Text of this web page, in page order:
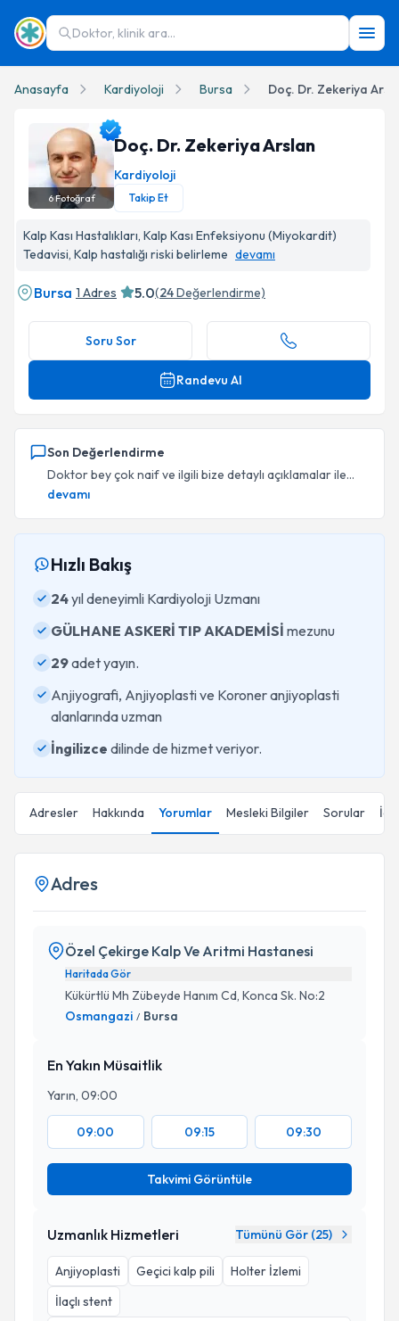
Doktor, klinik ara...
Anasayfa Kardiyoloji Bursa Doç. Dr. Zekeriya
6Fotoğraf
Doç. Dr. Zekeriya Arslan
Kardiyoloji
Takip Et
Kalp Kası Hastalıkları, Kalp Kası Enfeksiyonu (Miyokardit)
Tedavisi, Kalp hastalığı riski belirleme devamı
Bursa 1 Adres 5.0(24Değerlendirme)
Soru Sor
Randevu Al
Son Değerlendirme
Doktor bey çok naif ve ilgili bize detaylı açıklamalar ile...
devamı
Hızlı Bakış
24yıl deneyimli Kardiyoloji Uzmanı
GÜLHANE ASKERİ TIP AKADEMİSİ mezunu
29adet yayın.
Anjiyografi, Anjiyoplasti ve Koroner anjiyoplasti
alanlarında uzman
İngilizce dilinde de hizmet veriyor.
Adresler Hakkında Yorumlar Mesleki Bilgiler Sorular
Adres
Özel Çekirge Kalp Ve Aritmi Hastanesi
Haritada Gör
Kükürtlü Mh Zübeyde Hanım Cd, Konca Sk. No:2
Osmangazi / Bursa
En Yakın Müsaitlik
Yarın, 09:00
09:00 09:15 09:30
Takvimi Görüntüle
Uzmanlık Hizmetleri Tümünü Gör (25)
Anjiyoplasti Geçici kalp pili
Holter İzlemi
İlaçlı stent